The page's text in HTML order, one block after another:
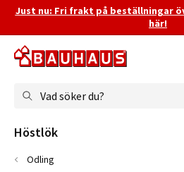
Just nu: Fri frakt på beställningar
här!
Vad söker du?
Höstlök
Odling